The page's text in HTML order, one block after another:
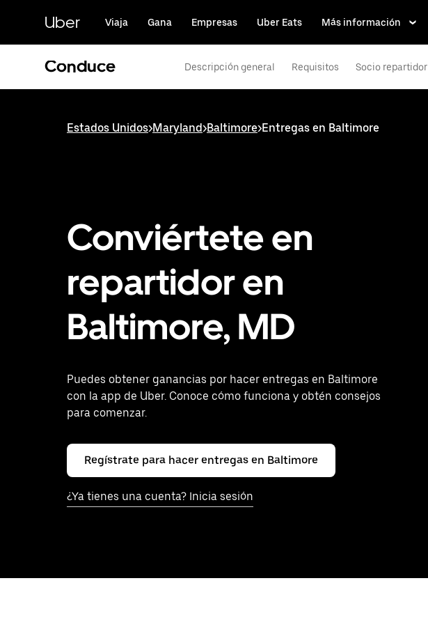
contenido
principal
Uber Viaja Gana Empresas Uber Eats Más información
Conduce Descripción general Requisitos Socio repartidor
Estados Unidos>Maryland>Baltimore>Entregas en Baltimore
Conviértete en
repartidor en
Baltimore, MD
Puedes obtener ganancias por hacer entregas en Baltimore
con la app de Uber. Conoce cómo funciona y obtén consejos
para comenzar.
Regístrate para hacer entregas en Baltimore
¿Ya tienes una cuenta? Inicia sesión